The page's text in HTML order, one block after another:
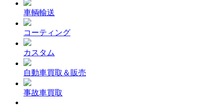
車輌輸送
コーティング
カスタム
自動車買取＆販売
事故車買取